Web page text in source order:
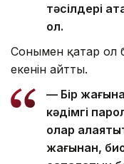
тәсілдері
ол.
Сонымен қатар ол
екенін айтты.
— Бір
кәдімгі
олар
жағынан,